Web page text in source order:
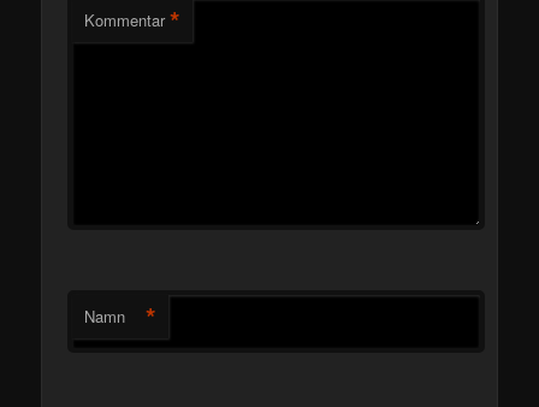
Kommentar *
Namn *